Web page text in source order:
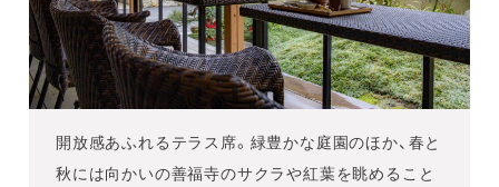
開放感あふれるテラス席。緑豊かな庭園のほか、春と
秋には向かいの善福寺のサクラや紅葉を眺めること